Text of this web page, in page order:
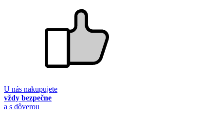
U nás nakupujete
vždy bezpečne
a s dôverou